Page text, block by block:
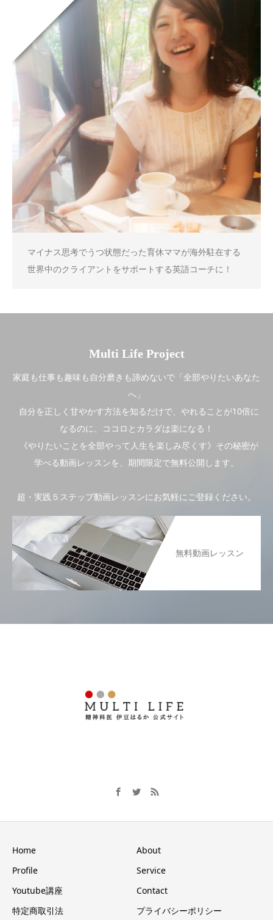
マイナス思考でうつ状態だった育休ママが海外駐在する
世界中のクライアントをサポートする英語コーチに！
Multi Life Project
家庭も仕事も趣味も自分磨きも諦めないで「全部やりたいあなた
へ」
自分を正しく甘やかす方法を知るだけで、やれることが10倍に
なるのに、ココロとカラダは楽になる！
《やりたいことを全部やって人生を楽しみ尽くす》その秘密が
学べる動画レッスンを、期間限定で無料公開します。
超・実践５ステップ動画レッスンにお気軽にご登録ください。
無料動画レッスン
Home
About
Profile
Service
Youtube講座
Contact
特定商取引法
プライバシーポリシー